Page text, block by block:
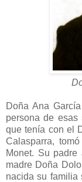
Doña Ana
persona de esas
que tenía con el
Calasparra,
Monet. Su
madre Doña
nacida su familia